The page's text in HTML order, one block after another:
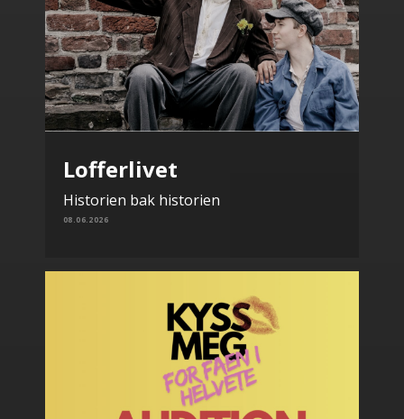
Lofferlivet
Historien bak historien
08.06.2026